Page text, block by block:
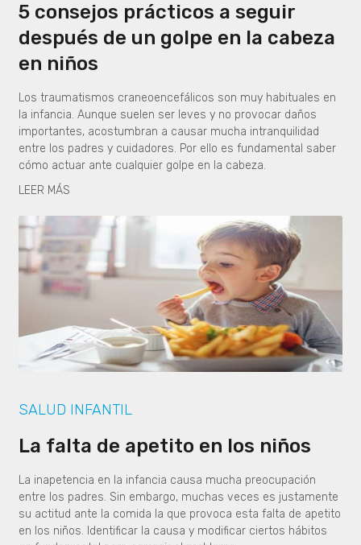
5 consejos prácticos a seguir
después de un golpe en la cabeza
en niños
Los traumatismos craneoencefálicos son muy habituales en
la infancia. Aunque suelen ser leves y no provocar daños
importantes, acostumbran a causar mucha intranquilidad
entre los padres y cuidadores. Por ello es fundamental saber
cómo actuar ante cualquier golpe en la cabeza.
LEER MÁS
SALUD INFANTIL
La falta de apetito en los niños
La inapetencia en la infancia causa mucha preocupación
entre los padres. Sin embargo, muchas veces es justamente
su actitud ante la comida la que provoca esta falta de apetito
en los niños. Identificar la causa y modificar ciertos hábitos